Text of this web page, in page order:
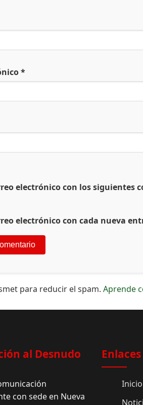
*
electrónico con los siguientes
electrónico con cada nueva
para reducir el spam.Aprende
al Desnudo
con sede en Nueva
Inicio